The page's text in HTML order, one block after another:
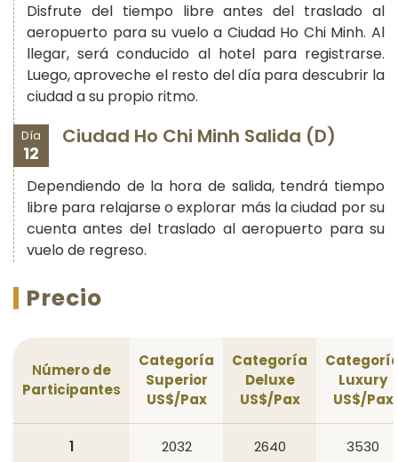
Disfrute del tiempo libre antes del traslado al
aeropuerto para su vuelo a Ciudad Ho Chi Minh. Al
llegar, será conducido al hotel para registrarse.
Luego, aproveche el resto del día para descubrir la
ciudad a su propio ritmo.
Día
12
Ciudad Ho Chi Minh Salida (D)
Dependiendo de la hora de salida, tendrá tiempo
libre para relajarse o explorar más la ciudad por su
cuenta antes del traslado al aeropuerto para su
vuelo de regreso.
Precio
Número de
Participantes
Categoría
Superior
US$/Pax
Categoría
Deluxe
US$/Pax
Luxury
US$/Pax
1 2032 2640 3530